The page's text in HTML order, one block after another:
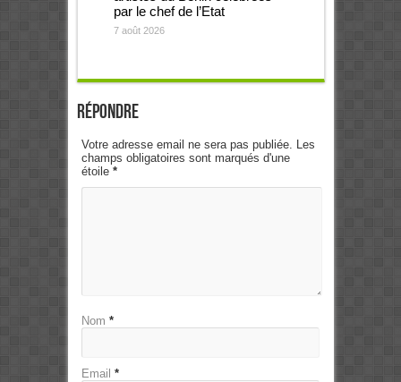
par le chef de l’Etat
7 août 2026
Répondre
Votre adresse email ne sera pas publiée. Les
champs obligatoires sont marqués d'une
étoile *
Nom *
Email *